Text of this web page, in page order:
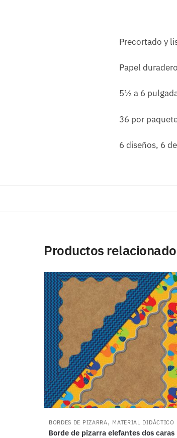
Precortado y
Papel
5½ a 6
36 por
6 diseños, 6
Productos
BORDES DE PIZARRA, MATERIAL DIDÁCTICO
Borde de pizarra elefantes dos caras